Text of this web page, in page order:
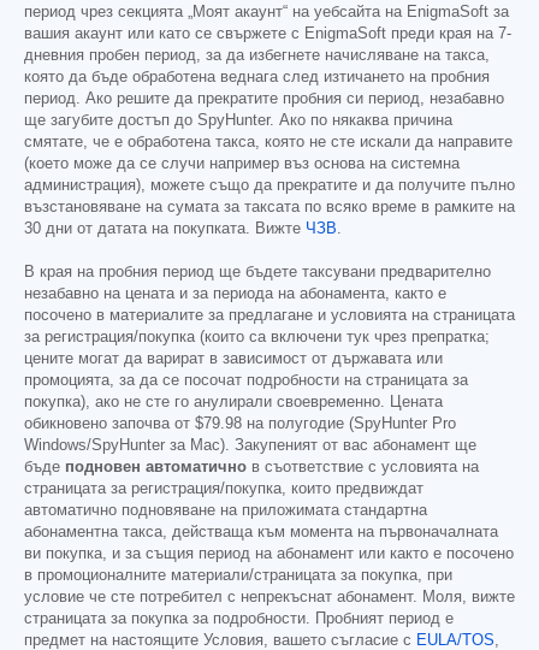
период чрез секцията „Моят акаунт“ на уебсайта на EnigmaSoft за
вашия акаунт или като се свържете с EnigmaSoft преди края на 7-
дневния пробен период, за да избегнете начисляване на такса,
която да бъде обработена веднага след изтичането на пробния
период. Ако решите да прекратите пробния си период, незабавно
ще загубите достъп до SpyHunter. Ако по някаква причина
смятате, че е обработена такса, която не сте искали да направите
(което може да се случи например въз основа на системна
администрация), можете също да прекратите и да получите пълно
възстановяване на сумата за таксата по всяко време в рамките на
30 дни от датата на покупката. Вижте ЧЗВ.
В края на пробния период ще бъдете таксувани предварително
незабавно на цената и за периода на абонамента, както е
посочено в материалите за предлагане и условията на страницата
за регистрация/покупка (които са включени тук чрез препратка;
цените могат да варират в зависимост от държавата или
промоцията, за да се посочат подробности на страницата за
покупка), ако не сте го анулирали своевременно. Цената
обикновено започва от $79.98 на полугодие (SpyHunter Pro
Windows/SpyHunter за Mac). Закупеният от вас абонамент ще
бъде подновен автоматично в съответствие с условията на
страницата за регистрация/покупка, които предвиждат
автоматично подновяване на приложимата стандартна
абонаментна такса, действаща към момента на първоначалната
ви покупка, и за същия период на абонамент или както е посочено
в промоционалните материали/страницата за покупка, при
условие че сте потребител с непрекъснат абонамент. Моля, вижте
страницата за покупка за подробности. Пробният период е
предмет на настоящите Условия, вашето съгласие с EULA/TOS,